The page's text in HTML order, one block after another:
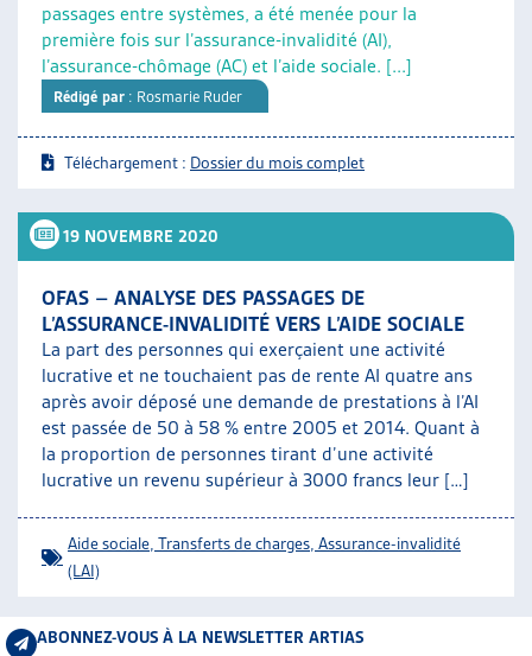
passages entre systèmes, a été menée pour la
première fois sur l’assurance-invalidité (AI),
l’assurance-chômage (AC) et l’aide sociale. [...]
Rédigé par : Rosmarie Ruder
Téléchargement : Dossier du mois complet
19 NOVEMBRE 2020
OFAS – ANALYSE DES PASSAGES DE
L’ASSURANCE-INVALIDITÉ VERS L’AIDE SOCIALE
La part des personnes qui exerçaient une activité
lucrative et ne touchaient pas de rente AI quatre ans
après avoir déposé une demande de prestations à l’AI
est passée de 50 à 58 % entre 2005 et 2014. Quant à
la proportion de personnes tirant d’une activité
lucrative un revenu supérieur à 3000 francs leur […]
Aide sociale Transferts de charges Assurance-invalidité
(LAI)
ABONNEZ-VOUS À LA NEWSLETTER ARTIAS